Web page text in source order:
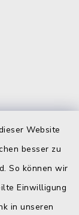
Website
besser zu
So können wir
Einwilligung
in unseren